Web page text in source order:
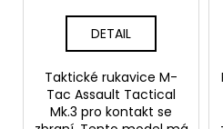
DETAIL
Taktické rukavice M-
Tac Assault Tactical
Mk.3 pro kontakt se